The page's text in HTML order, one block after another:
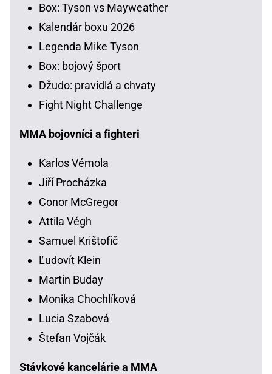
Box: Tyson vs Mayweather
Kalendár boxu 2026
Legenda Mike Tyson
Box: bojový šport
Džudo: pravidlá a chvaty
Fight Night Challenge
MMA bojovníci a fighteri
Karlos Vémola
Jiří Procházka
Conor McGregor
Attila Végh
Samuel Krištofič
Ľudovít Klein
Martin Buday
Monika Chochlíková
Lucia Szabová
Štefan Vojčák
Stávkové kancelárie a MMA